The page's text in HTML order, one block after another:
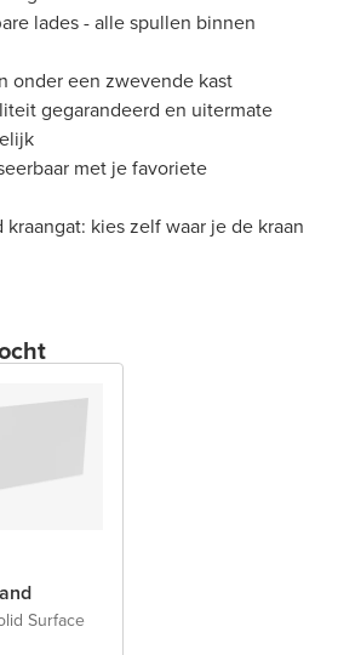
lades - alle spullen binnen
onder een zwevende kast
gegarandeerd en uitermate
met je favoriete
kies zelf waar je de kraan
Surface